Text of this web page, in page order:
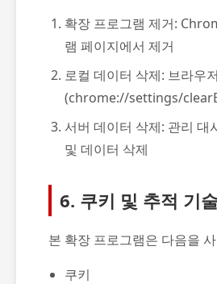
확장 프로그램 제거:
램 페이지에서 제거
로컬 데이터 삭제: 브라우
(chrome://settings/
서버 데이터 삭제: 관리 대
및 데이터 삭제
6. 쿠키 및 추적 기
본 확장 프로그램은 다음을
쿠키